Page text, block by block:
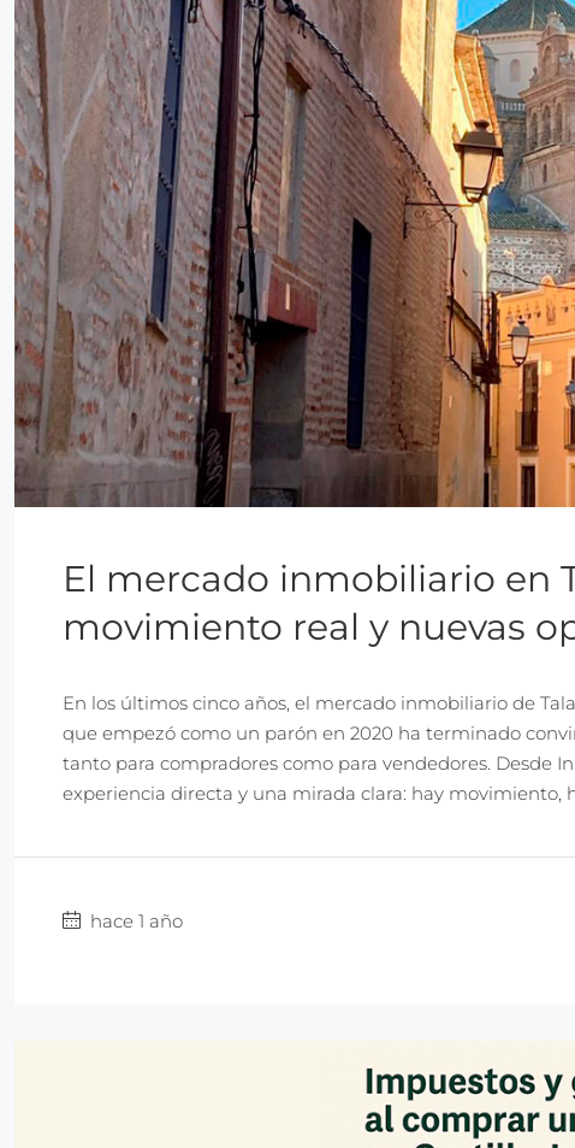
El mercado inmobiliario en
movimiento real y nuevas
En los últimos cinco años, el mercado inmobiliario de
que empezó como un parón en 2020 ha terminado
tanto para compradores como para vendedores. Desde
experiencia directa y una mirada clara: hay movimiento,
hace 1 año